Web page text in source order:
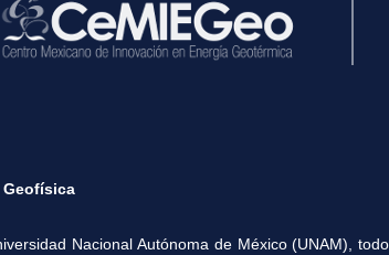
Geofísica
Nacional Autónoma de México (UNAM),